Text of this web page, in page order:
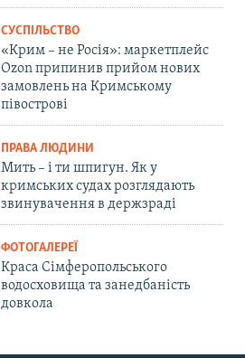
СУСПІЛЬСТВО
«Крим – не Росія»: маркетплейс
Ozon припинив прийом нових
замовлень на Кримському
півострові
ПРАВА ЛЮДИНИ
Мить – і ти шпигун. Як у
кримських судах розглядають
звинувачення в держзраді
ФОТОГАЛЕРЕЇ
Краса Сімферопольського
водосховища та занедбаність
довкола